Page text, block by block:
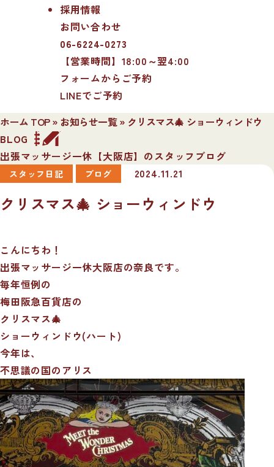
採用情報
お問い合わせ
06-6224-0273
【営業時間】18:00～翌4:00
フォームからご予約
LINEでご予約
ホーム TOP» お知らせ一覧» クリスマス🎄 ショーウィンドウ
BLOG
出張マッサージ一休【大阪店】のスタッフブログ
スタッフ日記 ブログ 2024.11.21
クリスマス🎄 ショーウィンドウ
こんにちわ！
出張マッサージ一休大阪店の奈良です。
毎年恒例の
梅田阪急百貨店の
クリスマス🎄
ショーウィンドウ(ハート)
今年は、
不思議の国のアリス